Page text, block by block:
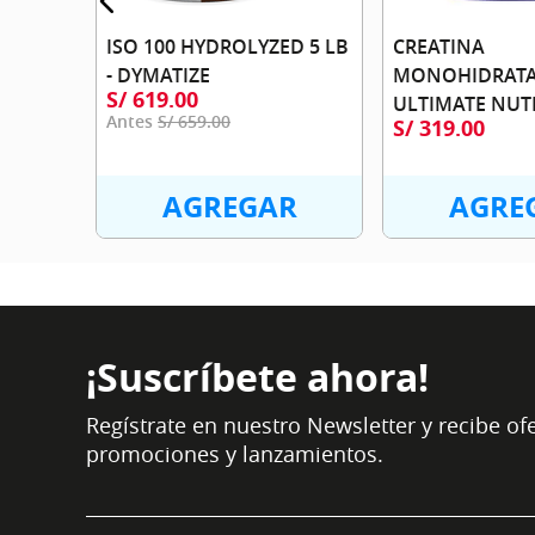
ISO 100 HYDROLYZED 5 LB
- DYMATIZE
S/ 619.00
S/ 659.00
AGREGAR
CREATINA
ULTIMATE
S/ 319.00
¡Suscríbete ahora!
Regístrate en nuestro Newsletter y recibe
promociones y lanzamientos.